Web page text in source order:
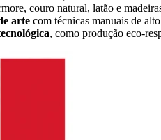
couro natural, latão e
arte com técnicas manuais de
, como produção eco-